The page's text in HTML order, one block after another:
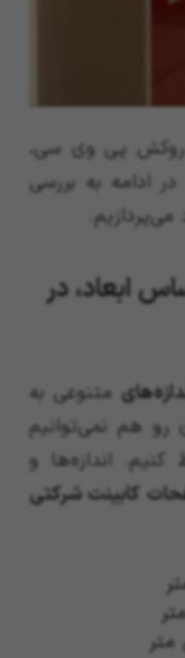
روکش پی وی سی،
ادامه به بررسی
ابعاد، در
متنوعی به
رو هم نمی‌توانیم
اندازه‌ها و
کابینت شرکتی